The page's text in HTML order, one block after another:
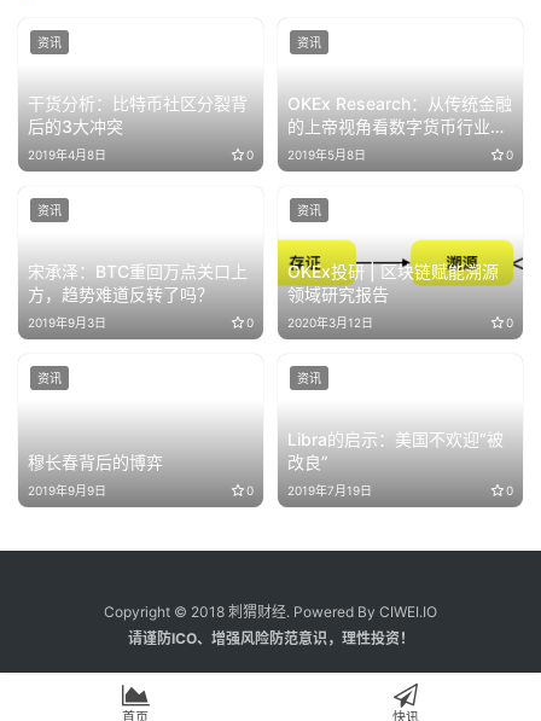
干货分析：比特币社区分裂背
后的3大冲突
2019年4月8日 0
资讯
OKEx Research：从传统金融
的上帝视角看数字货币行业面
临的信用风险
2019年5月8日 0
资讯
宋承泽：BTC重回万点关口上
方，趋势难道反转了吗？
2019年9月3日 0
资讯
OKEx投研 | 区块链赋能溯源
领域研究报告
2020年3月12日 0
资讯
穆长春背后的博弈
2019年9月9日 0
资讯
Libra的启示：美国不欢迎“被
改良”
2019年7月19日 0
资讯
Copyright © 2018 刺猬财经. Powered By CIWEI.IO
请谨防ICO、增强风险防范意识，理性投资！
首页 快讯